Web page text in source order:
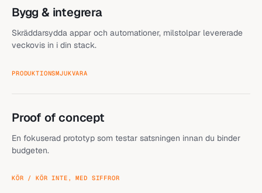
Bygg & integrera
Skräddarsydda appar och automationer, milstolpar levererade
veckovis in i din stack.
PRODUKTIONSMJUKVARA
Proof of concept
En fokuserad prototyp som testar satsningen innan du binder
budgeten.
KÖR / KÖR INTE, MED SIFFROR